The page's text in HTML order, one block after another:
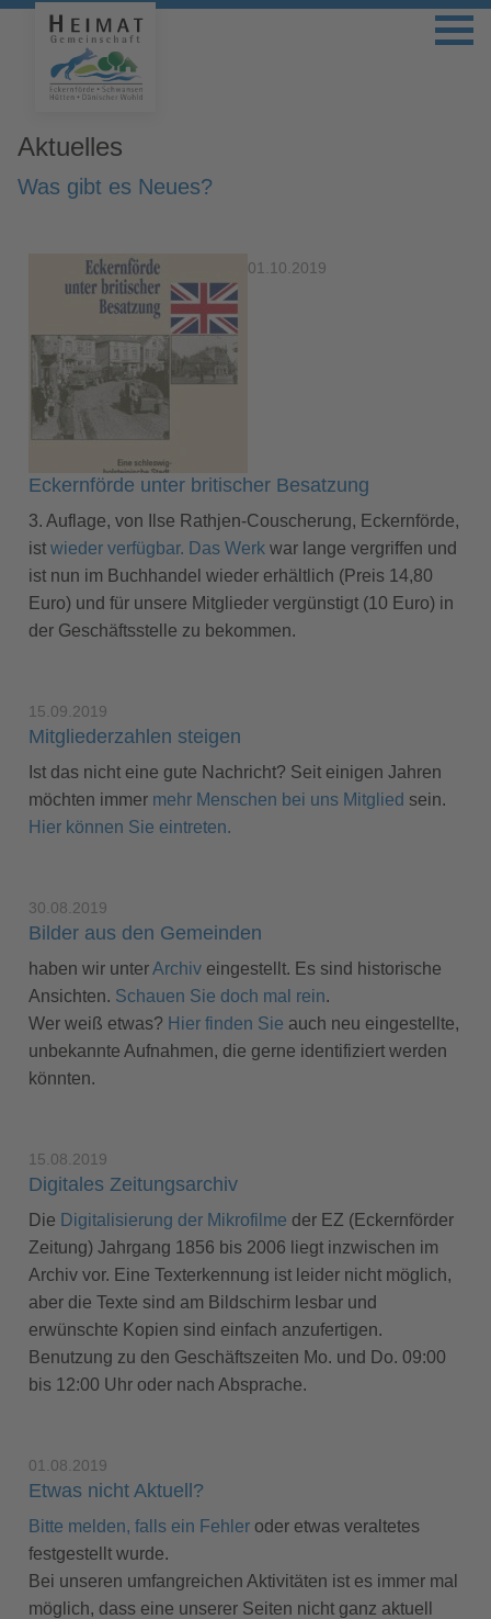
Aktuelles
Was gibt es Neues?
01.10.2019
Eckernförde unter britischer Besatzung
3. Auflage, von Ilse Rathjen-Couscherung, Eckernförde,
ist wieder verfügbar. Das Werk war lange vergriffen und
ist nun im Buchhandel wieder erhältlich (Preis 14,80
Euro) und für unsere Mitglieder vergünstigt (10 Euro) in
der Geschäftsstelle zu bekommen.
15.09.2019
Mitgliederzahlen steigen
Ist das nicht eine gute Nachricht? Seit einigen Jahren
möchten immer mehr Menschen bei uns Mitglied sein.
Hier können Sie eintreten.
30.08.2019
Bilder aus den Gemeinden
haben wir unterArchiv eingestellt. Es sind historische
Ansichten. Schauen Sie doch mal rein.
Wer weiß etwas? Hier finden Sie auch neu eingestellte,
unbekannte Aufnahmen, die gerne identifiziert werden
könnten.
15.08.2019
Digitales Zeitungsarchiv
Die Digitalisierung der Mikrofilme der EZ (Eckernförder
Zeitung) Jahrgang 1856 bis 2006 liegt inzwischen im
Archiv vor. Eine Texterkennung ist leider nicht möglich,
aber die Texte sind am Bildschirm lesbar und
erwünschte Kopien sind einfach anzufertigen.
Benutzung zu den Geschäftszeiten Mo. und Do. 09:00
bis 12:00 Uhr oder nach Absprache.
01.08.2019
Etwas nicht Aktuell?
Bitte melden, falls ein Fehler oder etwas veraltetes
festgestellt wurde.
Bei unseren umfangreichen Aktivitäten ist es immer mal
möglich, dass eine unserer Seiten nicht ganz aktuell